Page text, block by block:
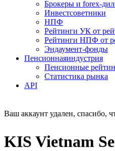
Брокеры и forex-
Инвестсоветники
НПФ
Рейтинги УК от
Рейтинги НПФ от
Эндаумент-фонды
Пенсионнаяиндустрия
Пенсионные
Статистика рынка
API
Ваш аккаунт удален, спасибо,
KIS Vietnam